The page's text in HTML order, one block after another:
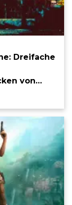
Dreifache
von